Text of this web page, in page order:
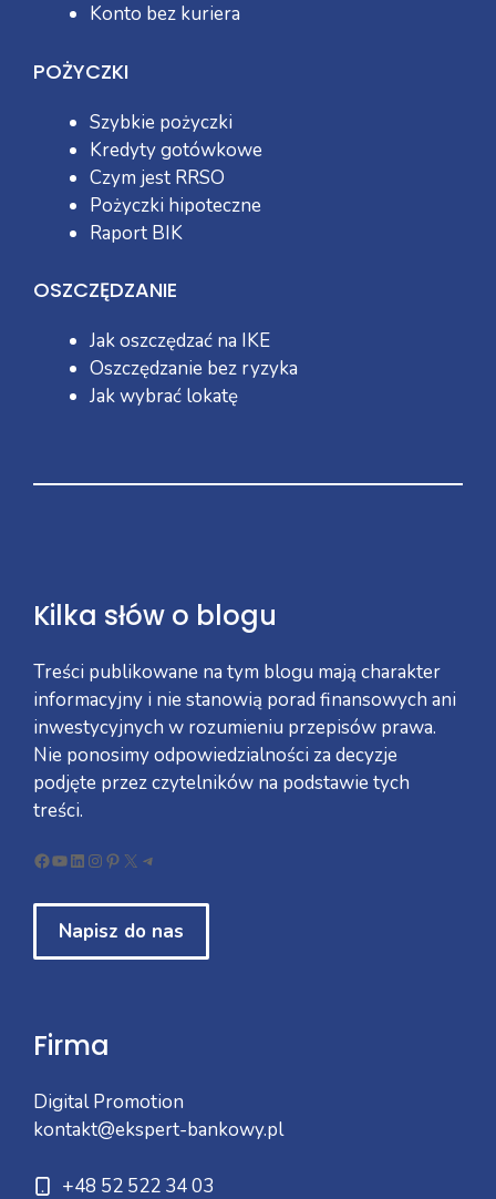
Konto bez kuriera
POŻYCZKI
Szybkie pożyczki
Kredyty gotówkowe
Czym jest RRSO
Pożyczki hipoteczne
Raport BIK
OSZCZĘDZANIE
Jak oszczędzać na IKE
Oszczędzanie bez ryzyka
Jak wybrać lokatę
Kilka słów o blogu
Treści publikowane na tym blogu mają charakter
informacyjny i nie stanowią porad finansowych ani
inwestycyjnych w rozumieniu przepisów prawa.
Nie ponosimy odpowiedzialności za decyzje
podjęte przez czytelników na podstawie tych
treści.
Facebook
YouTube
LinkedIn
Instagram
Pinterest
X Telegram
Napisz do nas
Firma
Digital Promotion
kontakt@ekspert-bankowy.pl
+48 52 522 34 03